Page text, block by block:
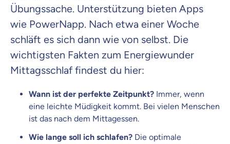
Übungssache. Unterstützung bieten Apps
wie PowerNapp. Nach etwa einer Woche
schläft es sich dann wie von selbst. Die
wichtigsten Fakten zum Energiewunder
Mittagsschlaf findest du hier:
Wann ist der perfekte Zeitpunkt? Immer, wenn
eine leichte Müdigkeit kommt. Bei vielen Menschen
ist das nach dem Mittagessen.
Wie lange soll ich schlafen? Die optimale